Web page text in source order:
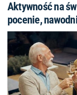
Aktywność na
pocenie,